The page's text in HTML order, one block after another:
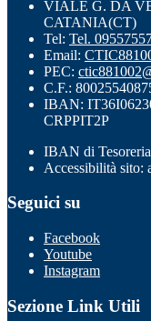
VIALE G. DA
CATANIA(CT)
Tel: Tel.
Email:
PEC:
C.F.:
IBAN:
CRPPIT2P
IBAN di
Accessibilità sito:
Seguici su
Facebook
Youtube
Instagram
Sezione Link Utili